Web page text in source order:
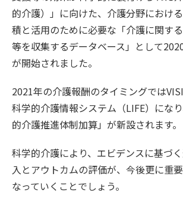
的介護）」に向けた、介護分野におけ
積と活用のために必要な「介護に関す
等を収集するデータベース」として
が開始されました。
2021年の介護報酬のタイミングでは
科学的介護情報システム（LIFE）にな
的介護推進体制加算」が新設されます。
科学的介護により、エビデンスに基づ
入とアウトカムの評価が、今後更に重
なっていくことでしょう。